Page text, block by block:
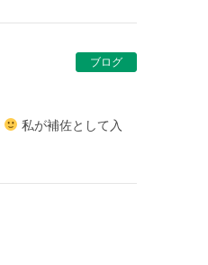
ブログ
私が補佐として入